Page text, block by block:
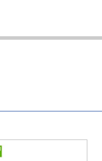
年賀はがき・